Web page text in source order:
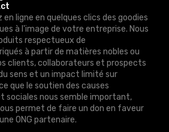
ligne en quelques clics des goodies
à l'image de votre entreprise. Nous
respectueux de
à partir de matières nobles ou
clients, collaborateurs et prospects
sens et un impact limité sur
que le soutien des causes
sociales nous semble important,
permet de faire un don en faveur
ONG partenaire.